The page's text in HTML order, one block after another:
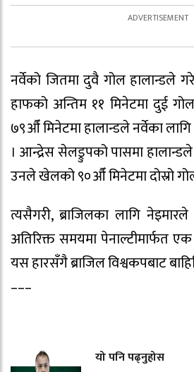
नर्वेको जितमा दुवै गोल हालान्डले
हाफको अन्तिम ११ मिनेटमा दुई
७९औँ मिनेटमा हालान्डले नर्वेका
। आन्द्रेस सेलड्रुपको पासमा
उनले खेलको ९०औँ मिनेटमा दोस्रो
त्यसैगरी, ब्राजिलका लागि
अतिरिक्त समयमा पेनाल्टीमार्फत
यस हारसँगै ब्राजिल विश्वकपबाट
–––
यो पनि पढ्नुहोस